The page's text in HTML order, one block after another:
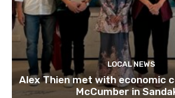
LOCAL NEWS
Alex Thien met with economic
McCumber in